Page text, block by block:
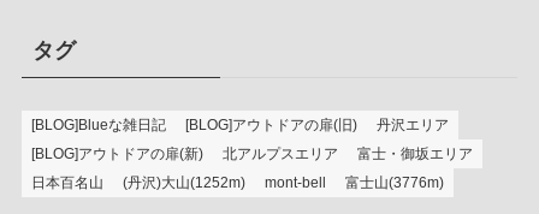
タグ
[BLOG]Blueな雑日記 [BLOG]アウトドアの扉(旧)
丹沢エリア
[BLOG]アウトドアの扉(新)
北アルプスエリア
富士・御坂エリア
日本百名山
(丹沢)大山(1252m) mont-bell 富士山(3776m)